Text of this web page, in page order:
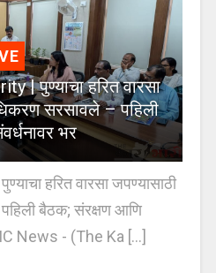
| पुण्याचा हरित वारसा
सरसावले – पहिली
भर
हरित वारसा जपण्यासाठी
बैठक; संरक्षण आणि
News - (The Ka [...]